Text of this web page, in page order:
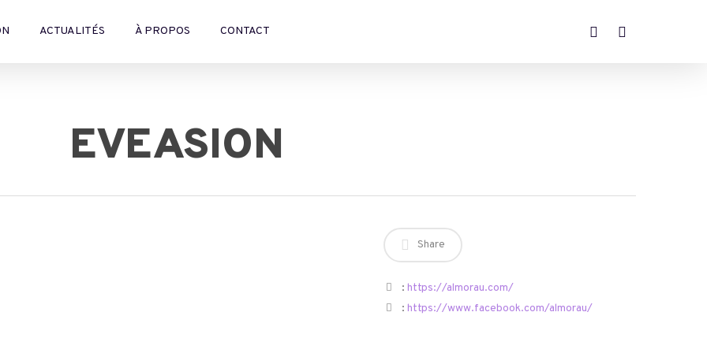
ACTUALITÉS À PROPOS CONTACT FACEBOOKINSTAGRAM
EVEASION
Share
: https://almorau.com/
: https://www.facebook.com/almorau/